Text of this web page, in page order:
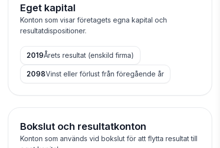
Eget kapital
Konton som visar företagets egna kapital och
resultatdispositioner.
2019Årets resultat (enskild firma)
2098Vinst eller förlust från föregående år
Bokslut och resultatkonton
Konton som används vid bokslut för att flytta resultat till